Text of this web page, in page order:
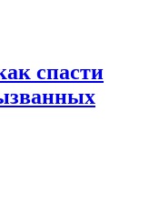
спасти